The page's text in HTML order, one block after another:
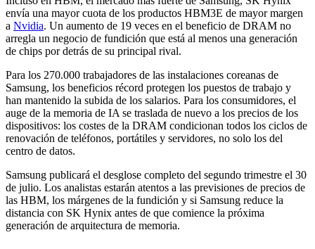
envía una mayor cuota de los productos HBM3E de mayor margen
a Nvidia. Un aumento de 19 veces en el beneficio de DRAM no
arregla un negocio de fundición que está al menos una generación
de chips por detrás de su principal rival.
Para los 270.000 trabajadores de las instalaciones coreanas de
Samsung, los beneficios récord protegen los puestos de trabajo y
han mantenido la subida de los salarios. Para los consumidores, el
auge de la memoria de IA se traslada de nuevo a los precios de los
dispositivos: los costes de la DRAM condicionan todos los ciclos de
renovación de teléfonos, portátiles y servidores, no solo los del
centro de datos.
Samsung publicará el desglose completo del segundo trimestre el 30
de julio. Los analistas estarán atentos a las previsiones de precios de
las HBM, los márgenes de la fundición y si Samsung reduce la
distancia con SK Hynix antes de que comience la próxima
generación de arquitectura de memoria.